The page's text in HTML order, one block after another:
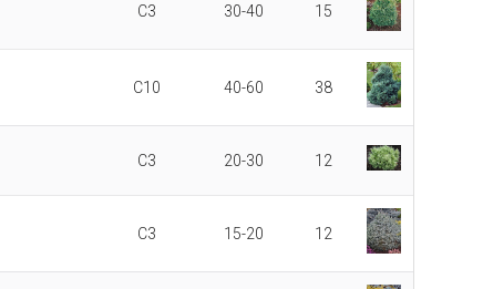
C3 30-40 15
C10 40-60 38
C3 20-30 12
C3 15-20 12